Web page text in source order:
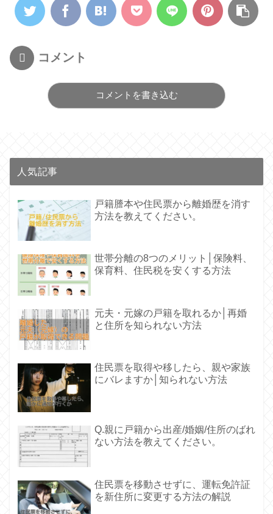
コメント
コメントを書き込む
人気記事
戸籍謄本や住民票から離婚歴を消す
方法を教えてください。
世帯分離の8つのメリット│保険料、
保育料、住民税を安くする方法
元夫・元嫁の戸籍を取れるか│再婚
と住所を知られない方法
住民票を取得や移したら、親や家族
にバレますか│知られない方法
Q.親に戸籍から出産/婚姻/住所のばれ
ない方法を教えてください。
住民票を移動させずに、運転免許証
を新住所に変更する方法の解説